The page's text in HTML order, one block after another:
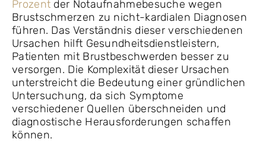
Prozent der Notaufnahmebesuche wegen
Brustschmerzen zu nicht-kardialen Diagnosen
führen. Das Verständnis dieser verschiedenen
Ursachen hilft Gesundheitsdienstleistern,
Patienten mit Brustbeschwerden besser zu
versorgen. Die Komplexität dieser Ursachen
unterstreicht die Bedeutung einer gründlichen
Untersuchung, da sich Symptome
verschiedener Quellen überschneiden und
diagnostische Herausforderungen schaffen
können.